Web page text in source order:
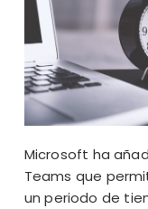
Microsoft ha
Teams que
un periodo de